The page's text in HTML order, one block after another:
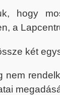
hogy
a
két
nem